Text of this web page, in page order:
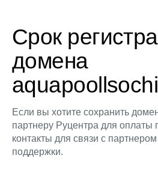
Срок
домена
Если вы хотите сохранить
партнеру Руцентра для оплаты
контакты для связи с
поддержки.